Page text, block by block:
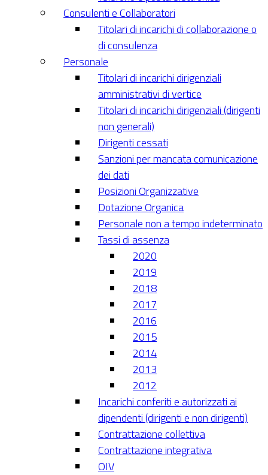
Consulenti e Collaboratori
Titolari di incarichi di collaborazione o
di consulenza
Personale
Titolari di incarichi dirigenziali
amministrativi di vertice
Titolari di incarichi dirigenziali (dirigenti
non generali)
Dirigenti cessati
Sanzioni per mancata comunicazione
dei dati
Posizioni Organizzative
Dotazione Organica
Personale non a tempo indeterminato
Tassi di assenza
2020
2019
2018
2017
2016
2015
2014
2013
2012
Incarichi conferiti e autorizzati ai
dipendenti (dirigenti e non dirigenti)
Contrattazione collettiva
Contrattazione integrativa
OIV